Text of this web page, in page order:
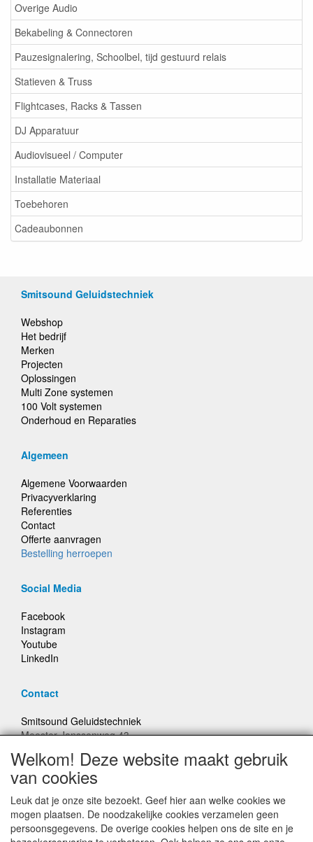
Overige Audio
Bekabeling & Connectoren
Pauzesignalering, Schoolbel, tijd gestuurd relais
Statieven & Truss
Flightcases, Racks & Tassen
DJ Apparatuur
Audiovisueel / Computer
Installatie Materiaal
Toebehoren
Cadeaubonnen
Smitsound Geluidstechniek
Webshop
Het bedrijf
Merken
Projecten
Oplossingen
Multi Zone systemen
100 Volt systemen
Onderhoud en Reparaties
Algemeen
Algemene Voorwaarden
Privacyverklaring
Referenties
Contact
Offerte aanvragen
Bestelling herroepen
Social Media
Facebook
Instagram
Youtube
LinkedIn
Contact
Smitsound Geluidstechniek
Meester Janssenweg 43
E-mail: info@smitsound.nl
Telefoon: +31-(0)6-22256322
Bestellingen binnen Nederland, ongeacht gewicht, verstuurd
voor € 6,95
Welkom! Deze website maakt gebruik
van cookies
Leuk dat je onze site bezoekt. Geef hier aan welke cookies we
mogen plaatsen. De noodzakelijke cookies verzamelen geen
persoonsgegevens. De overige cookies helpen ons de site en je